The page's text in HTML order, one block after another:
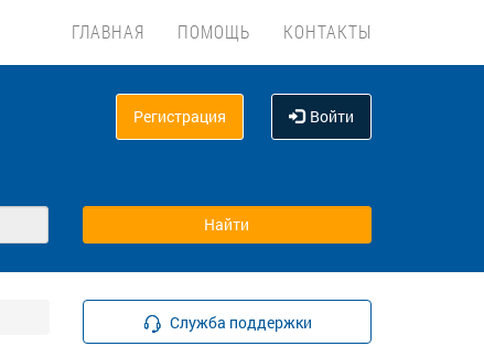
ГЛАВНАЯ ПОМОЩЬ КОНТАКТЫ
Регистрация Войти
Служба поддержки